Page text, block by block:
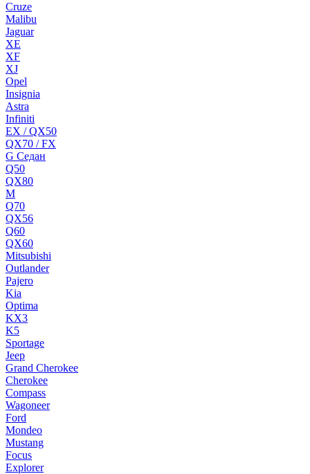
Cruze
Malibu
Jaguar
XE
XF
XJ
Opel
Insignia
Astra
Infiniti
EX / QX50
QX70 / FX
G Cедан
Q50
QX80
M
Q70
QX56
Q60
QX60
Mitsubishi
Outlander
Pajero
Kia
Optima
KX3
K5
Sportage
Jeep
Grand Cherokee
Cherokee
Compass
Wagoneer
Ford
Mondeo
Mustang
Focus
Explorer